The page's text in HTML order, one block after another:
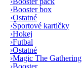
›Booster box
›Ostatné
›Športové kartičky
›Hokej
›Futbal
›Ostatné
›Magic The Gathering
›Booster